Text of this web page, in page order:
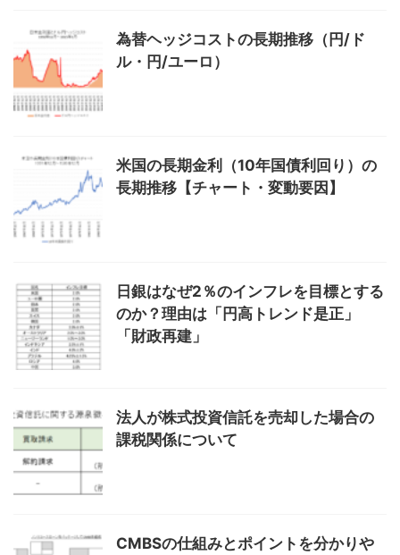
為替ヘッジコストの長期推移（円/ド
ル・円/ユーロ）
米国の長期金利（10年国債利回り）の
長期推移【チャート・変動要因】
日銀はなぜ2％のインフレを目標とする
のか？理由は「円高トレンド是正」
「財政再建」
法人が株式投資信託を売却した場合の
課税関係について
CMBSの仕組みとポイントを分かりや